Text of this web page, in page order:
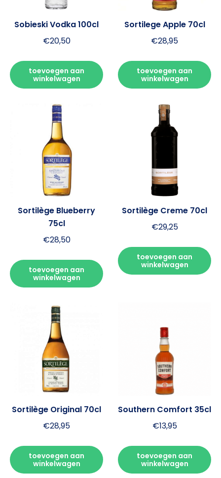
Sobieski Vodka 100cl
€20,50
toevoegen aan
winkelwagen
Sortilege Apple 70cl
€28,95
toevoegen aan
winkelwagen
Sortilège Blueberry
75cl
€28,50
toevoegen aan
winkelwagen
Sortilège Creme 70cl
€29,25
toevoegen aan
winkelwagen
Sortilège Original 70cl
€28,95
toevoegen aan
winkelwagen
Southern Comfort 35cl
€13,95
toevoegen aan
winkelwagen